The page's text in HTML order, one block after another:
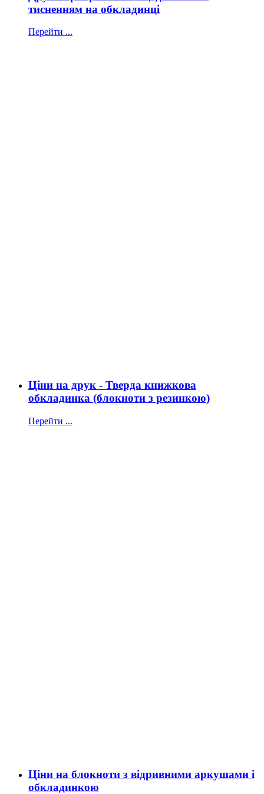
тисненням на обкладинці
Перейти ...
Ціни на друк - Тверда книжкова
обкладинка (блокноти з резинкою)
Перейти ...
Ціни на блокноти з відривними аркушами і
обкладинкою